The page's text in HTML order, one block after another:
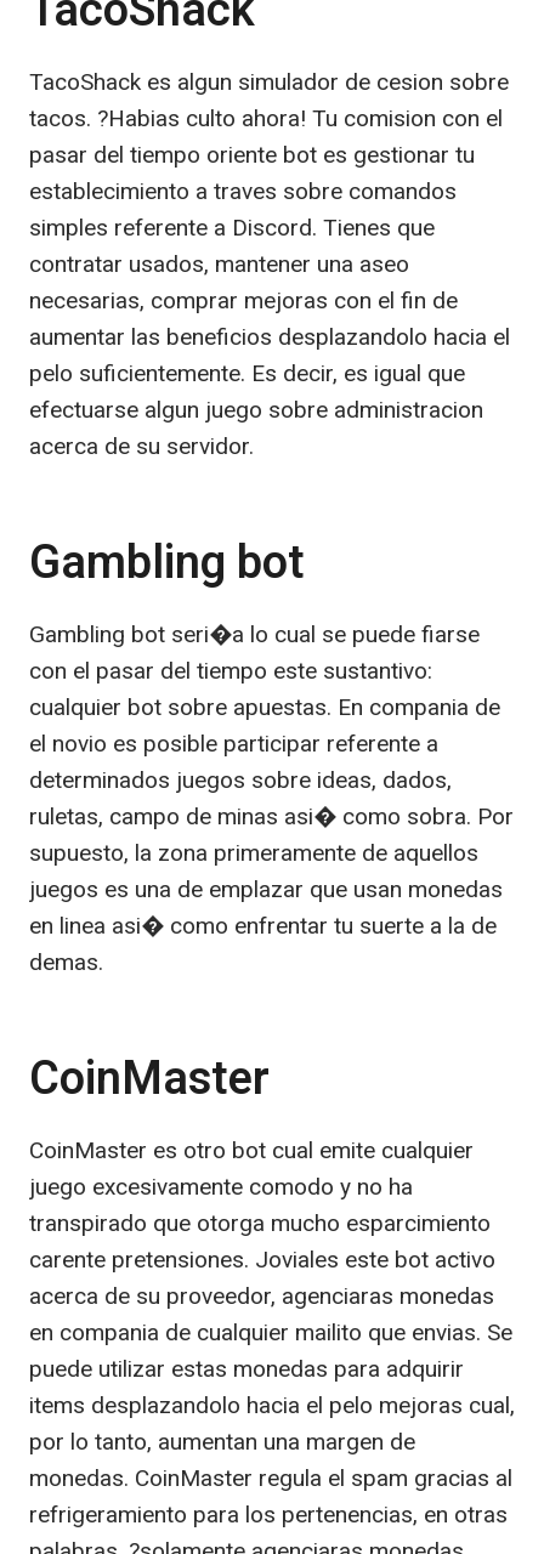
TacoShack es algun simulador de cesion sobre
tacos. ?Habias culto ahora! Tu comision con el
pasar del tiempo oriente bot es gestionar tu
establecimiento a traves sobre comandos
simples referente a Discord. Tienes que
contratar usados, mantener una aseo
necesarias, comprar mejoras con el fin de
aumentar las beneficios desplazandolo hacia el
pelo suficientemente. Es decir, es igual que
efectuarse algun juego sobre administracion
acerca de su servidor.
Gambling bot
Gambling bot seri�a lo cual se puede fiarse
con el pasar del tiempo este sustantivo:
cualquier bot sobre apuestas. En compania de
el novio es posible participar referente a
determinados juegos sobre ideas, dados,
ruletas, campo de minas asi� como sobra. Por
supuesto, la zona primeramente de aquellos
juegos es una de emplazar que usan monedas
en linea asi� como enfrentar tu suerte a la de
demas.
CoinMaster
CoinMaster es otro bot cual emite cualquier
juego excesivamente comodo y no ha
transpirado que otorga mucho esparcimiento
carente pretensiones. Joviales este bot activo
acerca de su proveedor, agenciaras monedas
en compania de cualquier mailito que envias. Se
puede utilizar estas monedas para adquirir
items desplazandolo hacia el pelo mejoras cual,
por lo tanto, aumentan una margen de
monedas. CoinMaster regula el spam gracias al
refrigeramiento para los pertenencias, en otras